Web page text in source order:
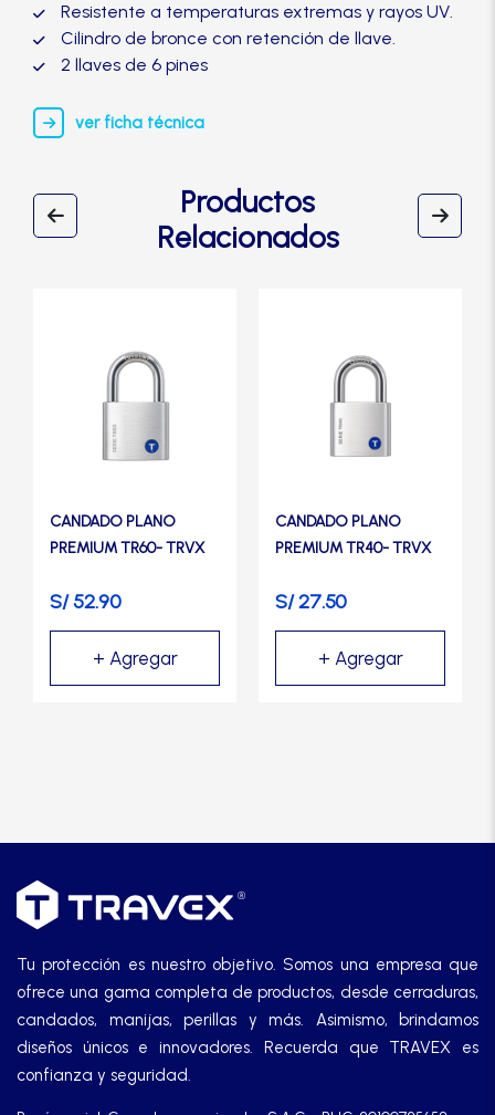
Otros
Packs
Perillas
Resistente a temperaturas extremas y rayos UV.
Cilindro de bronce con retención de llave.
2 llaves de 6 pines
ver ficha técnica
Productos
Relacionados
CANDADO PLANO
PREMIUM TR60- TRVX
S/52.90
CANDADO PLANO
PREMIUM TR40- TRVX
S/27.50
Tu protección es nuestro objetivo. Somos una empresa que
ofrece una gama completa de productos, desde cerraduras,
candados, manijas, perillas y más. Asimismo, brindamos
diseños únicos e innovadores. Recuerda que TRAVEX es
confianza y seguridad.